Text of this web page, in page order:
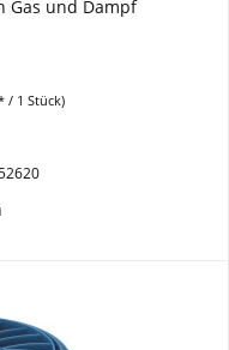
Gas und Dampf
/ 1 Stück)